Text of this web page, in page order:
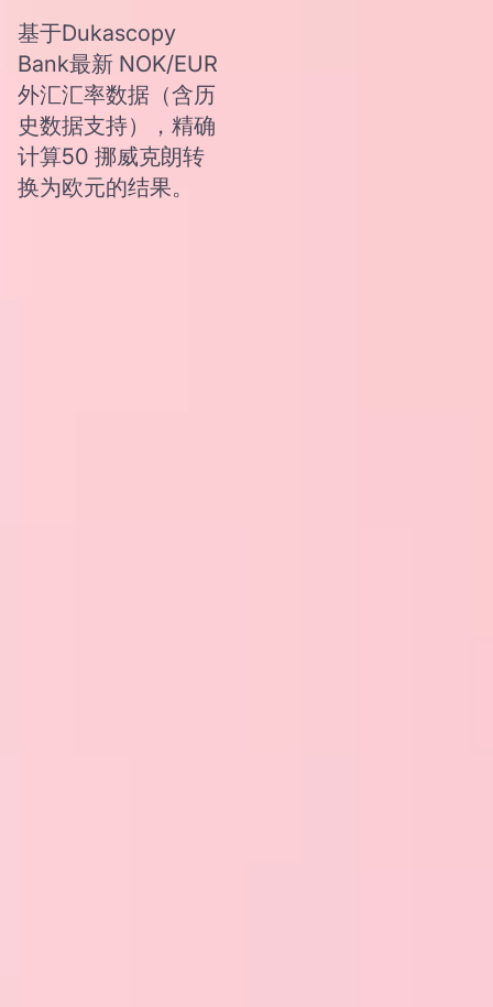
基于Dukascopy
Bank最新 NOK/EUR
外汇汇率数据（含历
史数据支持），精确
计算50 挪威克朗转
换为欧元的结果。